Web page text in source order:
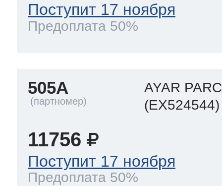
Поступит 17 ноября
Предоплата 50%
505A
AYAR
(EX524544)
11756
Поступит 17 ноября
Предоплата 50%